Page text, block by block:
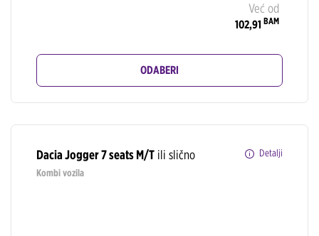
Već od
102,91 BAM
ODABERI
Dacia Jogger 7 seats M/T ili slično
Detalji
Kombi vozila